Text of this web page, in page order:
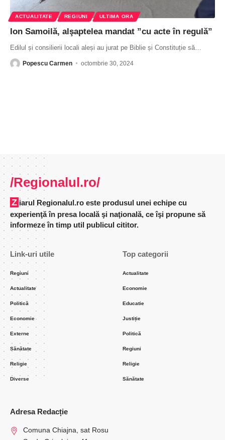
ACTUALITATE REGIUNI ULTIMA ORA
Ion Samoilă, alşaptelea mandat ”cu acte în regulă”
Edilul și consilierii locali aleși au jurat pe Biblie și Constituție să
Popescu Carmen octombrie 30, 2024
/Regionalul.ro/
Ziarul Regionalul.ro este produsul unei echipe cu
experienţă în presa locală şi naţională, ce îşi propune să
informeze în timp util publicul cititor.
Link-uri utile
Regiuni
Actualitate
Politică
Economie
Externe
Sănătate
Religie
Diverse
Top categorii
Actualitate
Economie
Educatie
Justiție
Politică
Regiuni
Religie
Sănătate
Adresa Redacție
Comuna Chiajna, sat Rosu